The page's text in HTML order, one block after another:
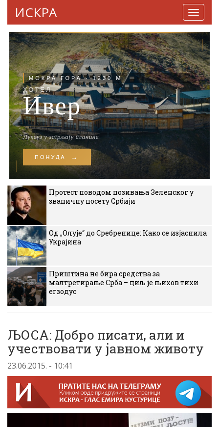
ИСКРА
Протест поводом позивања Зеленског у
званичну посету Србији
Од „Олује“ до Сребренице: Како се изјаснила
Украјина
Приштина не бира средства за
малтретирање Срба – циљ је њихов тихи
егзодус
ЉОСА: Добро писати, али и
учествовати у јавном животу
23.06.2015. - 10:41